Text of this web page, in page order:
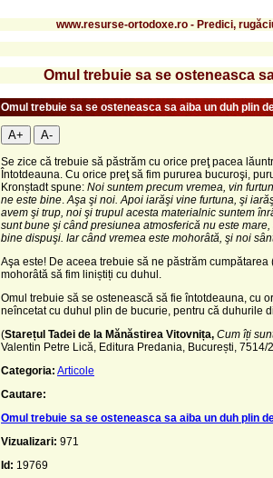
www.resurse-ortodoxe.ro - Predici,
Omul trebuie sa se osteneasca
Omul trebuie sa se osteneasca sa aiba un duh plin
A+ A-
Se zice că trebuie să păstrăm cu orice preţ pacea
Întotdeauna. Cu orice preţ să fim pururea bucuroşi,
Kronștadt spune: Noi suntem precum vremea, vin
ne este bine Aşa şi noi. Apoi iarăşi vine furtuna, şi
avem şi trup, noi şi trupul acesta materialnic suntem
sunt bune şi când presiunea atmosferică nu este
bine dispuşi. Iar când vremea este mohorâtă, şi noi
Aşa este! De aceea trebuie să ne păstrăm
mohorâtă să fim liniștiți cu duhul.
Omul trebuie să se ostenească să fie întotdeauna, cu
neîncetat cu duhul plin de bucurie, pentru că duhurile
(Starețul Tadei de la Mănăstirea Vitovnița, Cum îți
Valentin Petre Lică, Editura Predania, București, 7514/
Categoria: Articole
Cautare:
Omul trebuie sa se osteneasca sa aiba un duh plin
Vizualizari: 971
Id: 19769